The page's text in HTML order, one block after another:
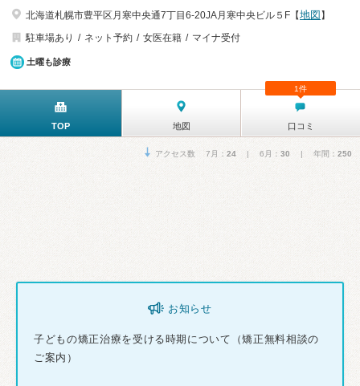
北海道札幌市豊平区月寒中央通7丁目6-20JA月寒中央ビル５F【地図 】
駐車場あり
ネット予約 女医在籍 マイナ受付
土曜も診療
TOP 地図 口コミ
1件
アクセス数 7月： 24 | 6月： 30 | 年間： 250
お知らせ
子どもの矯正治療を受ける時期について（矯正無料相談の
ご案内）